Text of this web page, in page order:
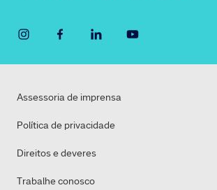
Assessoria de imprensa
Política de privacidade
Direitos e deveres
Trabalhe conosco